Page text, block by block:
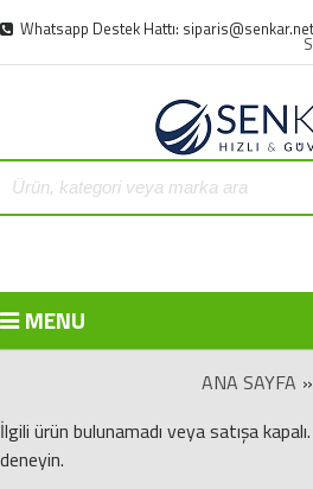
Whatsapp Destek Hattı: siparis@senkar.net
MENU
ANA SAYFA »
İlgili ürün bulunamadı veya satışa
deneyin.